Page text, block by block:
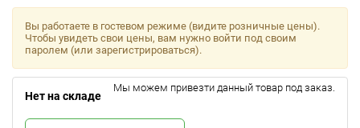
Вы работаете в гостевом режиме (видите розничные цены).
Чтобы увидеть свои цены, вам нужно войти под своим
паролем (или зарегистрироваться).
Нет на складе
Мы можем привезти данный товар под заказ.